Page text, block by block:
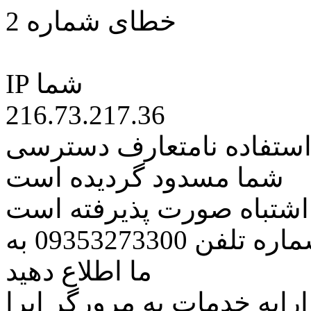
خطای شماره 2
IP شما
216.73.217.36
نامتعارف دسترسی
شما مسدود گردیده است
اشتباه صورت پذیرفته است
مراتب این مسئله را از طریق شماره تلفن 09353273300 به
ما اطلاع دهید
خدمات به مرورگر اپرا